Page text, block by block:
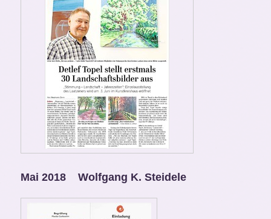
Mai 2018 Wolfgang K. Steidele